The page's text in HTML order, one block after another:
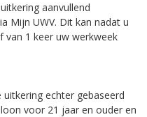
aanvullend
Mijn UWV. Dit kan nadat u
1 keer uw werkweek
echter gebaseerd
voor 21 jaar en ouder en